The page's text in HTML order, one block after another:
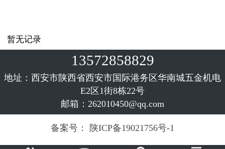
暂无记录
13572858829
地址：西安市陕西省西安市国际港务区华南城五金机电
E2区1街8栋22号
邮箱：262010450@qq.com
备案号： 陕ICP备19021756号-1